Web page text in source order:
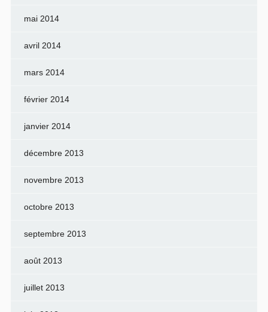
mai 2014
avril 2014
mars 2014
février 2014
janvier 2014
décembre 2013
novembre 2013
octobre 2013
septembre 2013
août 2013
juillet 2013